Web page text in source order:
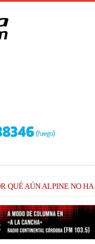
QUÉ AÚN ALPINE NO